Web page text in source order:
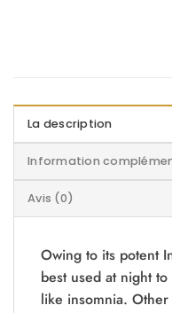
La description
Information
Avis (0)
Owing to its potent
best used at night
like insomnia.